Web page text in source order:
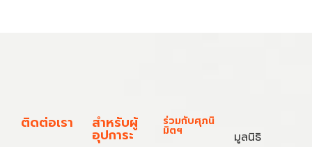
ติดต่อเรา สำหรับผู้
อุปการะ
ร่วมกับศุภนิ
มิตฯ
มูลนิธิ